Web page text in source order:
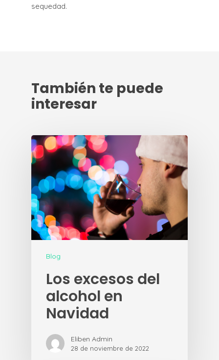
sequedad.
También te puede
interesar
Blog
Los excesos del
alcohol en
Navidad
Eliben Admin
28 de noviembre de 2022